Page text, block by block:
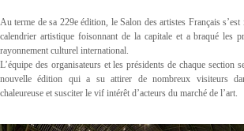
Au terme de sa 229e édition, le Salon des artistes Français
calendrier artistique foisonnant de la capitale et a braqué les
rayonnement culturel international.
L’équipe des organisateurs et les présidents de chaque section
nouvelle édition qui a su attirer de nombreux visiteurs
chaleureuse et susciter le vif intérêt d’acteurs du marché de l’art.